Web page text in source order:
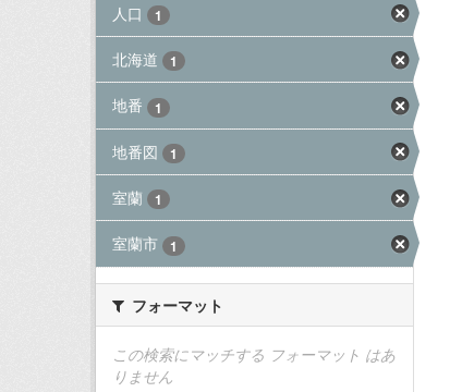
人口 1
北海道 1
地番 1
地番図 1
室蘭 1
室蘭市 1
フォーマット
この検索にマッチする フォーマット はあ
りません